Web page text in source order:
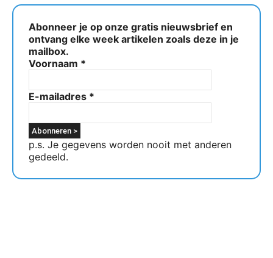
Abonneer je op onze gratis nieuwsbrief en
ontvang elke week artikelen zoals deze in je
mailbox.
Voornaam *
E-mailadres *
p.s. Je gegevens worden nooit met anderen
gedeeld.